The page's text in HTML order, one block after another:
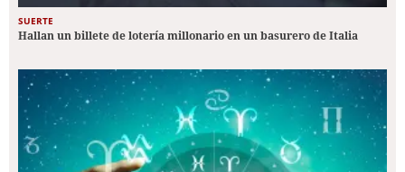
SUERTE
Hallan un billete de lotería millonario en un basurero de Italia